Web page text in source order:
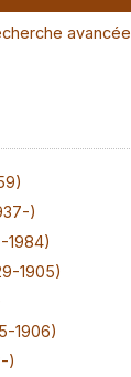
avancée
)
1984)
1905)
1906)
)